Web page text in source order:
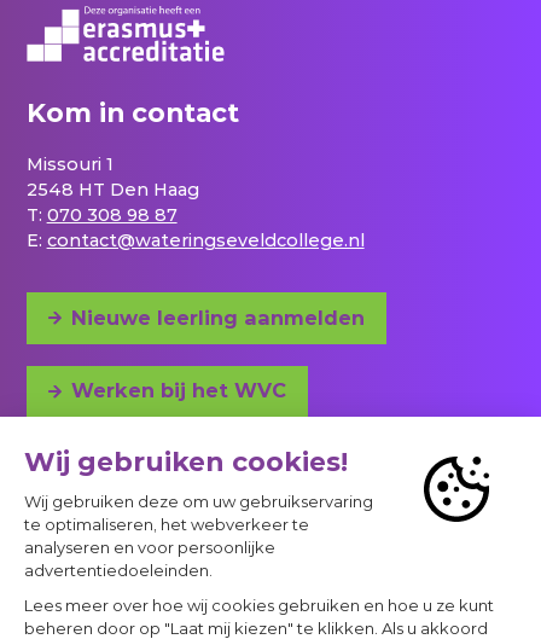
Kom in contact
Missouri 1
2548 HT Den Haag
T: 070 308 98 87
E: contact@wateringseveldcollege.nl
Nieuwe leerling aanmelden
Werken bij het WVC
Adres en bereikbaarheid
© 2023 - 2026 Project
Privacy